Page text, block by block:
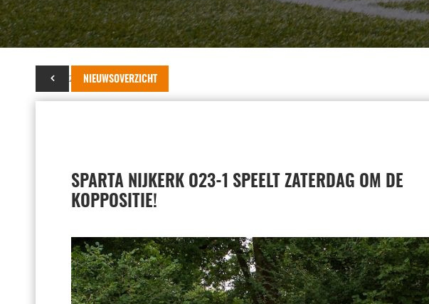
NIEUWSOVERZICHT
08 mei 2025
SPARTA NIJKERK O23-1 SPEELT ZATERDAG OM DE
KOPPOSITIE!